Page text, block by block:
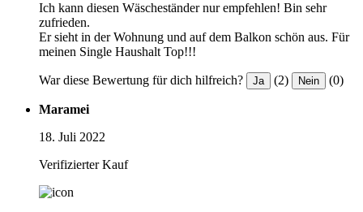
Ich kann diesen Wäscheständer nur empfehlen! Bin sehr
zufrieden.
Er sieht in der Wohnung und auf dem Balkon schön aus. Für
meinen Single Haushalt Top!!!
War diese Bewertung für dich hilfreich? Ja (2) Nein (0)
Maramei
18. Juli 2022
Verifizierter Kauf